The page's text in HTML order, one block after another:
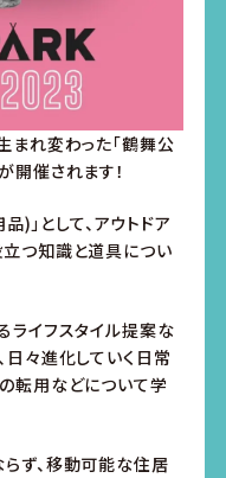
まれ変わった「鶴舞公
開催されます！
)」として、アウトドア
つ知識と道具につい
ライフスタイル提案な
日々進化していく日常
転用などについて学
ず、移動可能な住居